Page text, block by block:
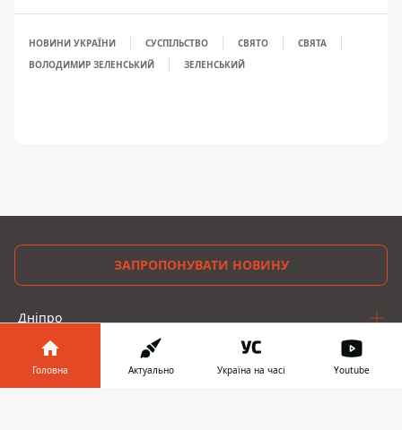
НОВИНИ УКРАЇНИ СУСПІЛЬСТВО СВЯТО
СВЯТА
ВОЛОДИМИР ЗЕЛЕНСЬКИЙ
ЗЕЛЕНСЬКИЙ
ЗАПРОПОНУВАТИ НОВИНУ
Дніпро
Область
Україна
Головна Актуально Україна на часі Youtube